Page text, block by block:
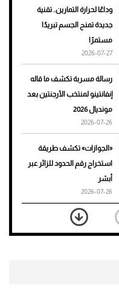
أفضل تدريج للشعر الطويل
لإطلالة جريئة وعصرية
للرجال
وداعًا لحرارة التمارين.. تقنية
جديدة تمنح الجسم تبريدًا
مستمرًا
2026-07-27
رسالة مسربة تكشف ما قاله
إنفانتينو لمنتخب الأرجنتين بعد
مونديال 2026
2026-07-26
«الجوازات» تكشف طريقة
استخراج رقم الحدود للزائر عبر
أبشر
2026-07-26
بعد 7 أشهر من تعرضه لحادث
مروع.. جوشوا يفوز على برينغا